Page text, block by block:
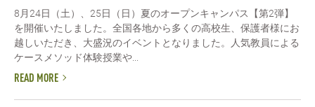
8月24日（土）、25日（日）夏のオープンキャンパス【第2弾】
を開催いたしました。全国各地から多くの高校生、保護者様にお
越しいただき、大盛況のイベントとなりました。人気教員による
ケースメソッド体験授業や...
READ MORE